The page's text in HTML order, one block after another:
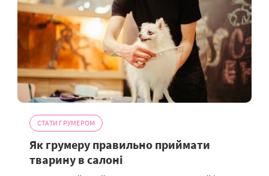
СТАТИ ГРУМЕРОМ
Як грумеру правильно приймати
тварину в салоні